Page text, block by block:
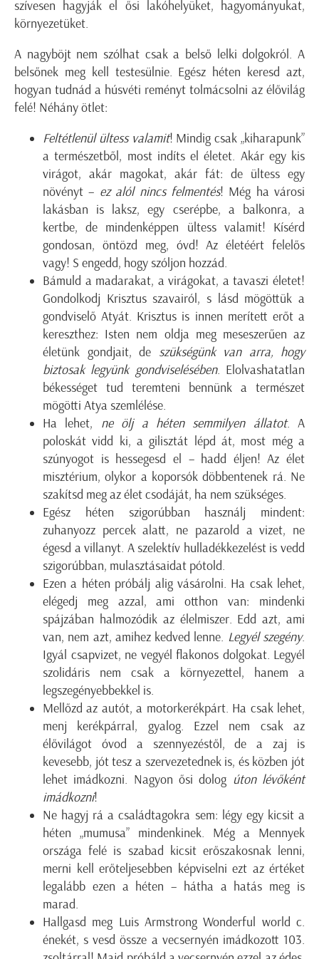
szívesen hagyják el ősi lakóhelyüket, hagyományukat,
környezetüket.
A nagyböjt nem szólhat csak a belső lelki dolgokról. A
belsőnek meg kell testesülnie. Egész héten keresd azt,
hogyan tudnád a húsvéti reményt tolmácsolni az élővilág
felé! Néhány ötlet:
Feltétlenül ültess valamit! Mindig csak „kiharapunk”
a természetből, most indíts el életet. Akár egy kis
virágot, akár magokat, akár fát: de ültess egy
növényt – ez alól nincs felmentés! Még ha városi
lakásban is laksz, egy cserépbe, a balkonra, a
kertbe, de mindenképpen ültess valamit! Kísérd
gondosan, öntözd meg, óvd! Az életéért felelős
vagy! S engedd, hogy szóljon hozzád.
Bámuld a madarakat, a virágokat, a tavaszi életet!
Gondolkodj Krisztus szavairól, s lásd mögöttük a
gondviselő Atyát. Krisztus is innen merített erőt a
kereszthez: Isten nem oldja meg meseszerűen az
életünk gondjait, de szükségünk van arra, hogy
biztosak legyünk gondviselésében. Elolvashatatlan
békességet tud teremteni bennünk a természet
mögötti Atya szemlélése.
Ha lehet, ne ölj a héten semmilyen állatot. A
poloskát vidd ki, a gilisztát lépd át, most még a
szúnyogot is hessegesd el – hadd éljen! Az élet
misztérium, olykor a koporsók döbbentenek rá. Ne
szakítsd meg az élet csodáját, ha nem szükséges.
Egész héten szigorúbban használj mindent:
zuhanyozz percek alatt, ne pazarold a vizet, ne
égesd a villanyt. A szelektív hulladékkezelést is vedd
szigorúbban, mulasztásaidat pótold.
Ezen a héten próbálj alig vásárolni. Ha csak lehet,
elégedj meg azzal, ami otthon van: mindenki
spájzában halmozódik az élelmiszer. Edd azt, ami
van, nem azt, amihez kedved lenne. Legyél szegény.
Igyál csapvizet, ne vegyél flakonos dolgokat. Legyél
szolidáris nem csak a környezettel, hanem a
legszegényebbekkel is.
Mellőzd az autót, a motorkerékpárt. Ha csak lehet,
menj kerékpárral, gyalog. Ezzel nem csak az
élővilágot óvod a szennyezéstől, de a zaj is
kevesebb, jót tesz a szervezetednek is, és közben jót
lehet imádkozni. Nagyon ősi dolog úton lévőként
imádkozni!
Ne hagyj rá a családtagokra sem: légy egy kicsit a
héten „mumusa” mindenkinek. Még a Mennyek
országa felé is szabad kicsit erőszakosnak lenni,
merni kell erőteljesebben képviselni ezt az értéket
legalább ezen a héten – hátha a hatás meg is
marad.
Hallgasd meg Luis Armstrong Wonderful world c.
énekét, s vesd össze a vecsernyén imádkozott 103.